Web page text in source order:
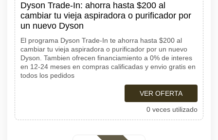
Dyson Trade-In: ahorra hasta $200 al
cambiar tu vieja aspiradora o purificador por
un nuevo Dyson
El programa Dyson Trade-In te ahorra hasta $200 al
cambiar tu vieja aspiradora o purificador por un nuevo
Dyson. Tambien ofrecen financiamiento a 0% de interes
en 12-24 meses en compras calificadas y envio gratis en
todos los pedidos
VER OFERTA
0 veces utilizado